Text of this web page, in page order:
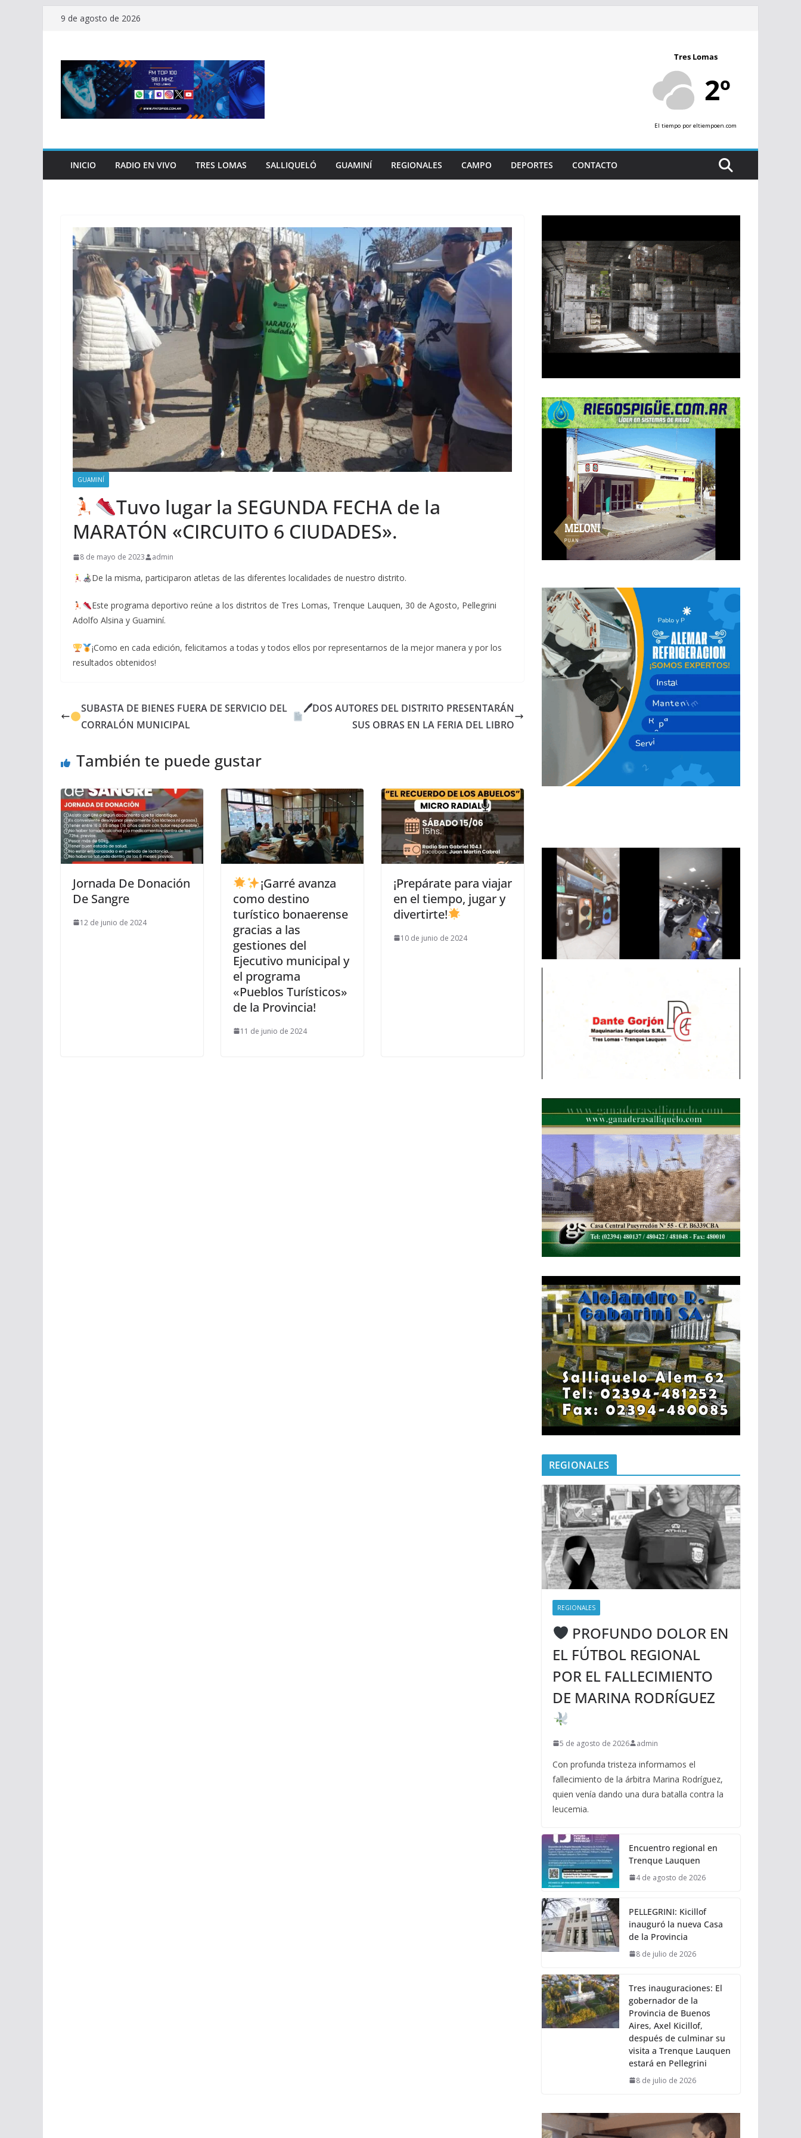
Saltar9 de agosto de 2026
Tres Lomas
2º
El tiempo por eltiempoen.com
INICIO RADIO EN VIVO TRES LOMAS SALLIQUELÓ GUAMINÍ REGIONALES CAMPO DEPORTES CONTACTO
GUAMINÍ
Tuvo lugar la SEGUNDA FECHA de la
MARATÓN «CIRCUITO 6 CIUDADES».
8 de mayo de 2023 admin
De la misma, participaron atletas de las diferentes localidades de nuestro distrito.
Este programa deportivo reúne a los distritos de Tres Lomas, Trenque Lauquen, 30 de Agosto, Pellegrini
Adolfo Alsina y Guaminí.
¡Como en cada edición, felicitamos a todas y todos ellos por representarnos de la mejor manera y por los
resultados obtenidos!
SUBASTA DE BIENES FUERA DE SERVICIO DEL
CORRALÓN MUNICIPAL
🖊DOS AUTORES DEL DISTRITO PRESENTARÁN
SUS OBRAS EN LA FERIA DEL LIBRO
También te puede gustar
Jornada De Donación
De Sangre
12 de junio de 2024
¡Garré avanza
como destino
turístico bonaerense
gracias a las
gestiones del
Ejecutivo municipal y
el programa
«Pueblos Turísticos»
de la Provincia!
11 de junio de 2024
¡Prepárate para viajar
en el tiempo, jugar y
divertirte!
10 de junio de 2024
REGIONALES
REGIONALES
PROFUNDO DOLOR EN
EL FÚTBOL REGIONAL
POR EL FALLECIMIENTO
DE MARINA RODRÍGUEZ
5 de agosto de 2026 admin
Con profunda tristeza informamos el
fallecimiento de la árbitra Marina Rodríguez,
quien venía dando una dura batalla contra la
leucemia.
Encuentro regional en
Trenque Lauquen
4 de agosto de 2026
PELLEGRINI: Kicillof
inauguró la nueva Casa
de la Provincia
8 de julio de 2026
Tres inauguraciones: El
gobernador de la
Provincia de Buenos
Aires, Axel Kicillof,
después de culminar su
visita a Trenque Lauquen
estará en Pellegrini
8 de julio de 2026